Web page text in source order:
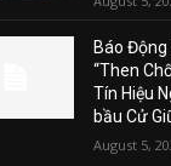
Báo Động
“Then
Tín Hiệu
bầu Cử
August 5,